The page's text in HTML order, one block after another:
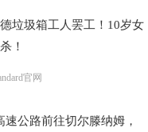
官网
公路前往切尔滕纳姆，